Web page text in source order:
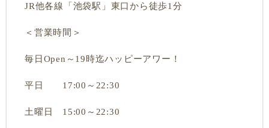
JR他各線「池袋駅」東口から徒歩1分
＜営業時間＞
毎日Open～19時迄ハッピーアワー！
平日 17:00～22:30
土曜日 15:00～22:30